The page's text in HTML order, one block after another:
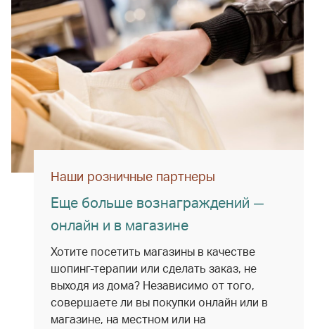
Наши розничные партнеры
Еще больше вознаграждений —
онлайн и в магазине
Хотите посетить магазины в качестве
шопинг-терапии или сделать заказ, не
выходя из дома? Независимо от того,
совершаете ли вы покупки онлайн или в
магазине, на местном или на